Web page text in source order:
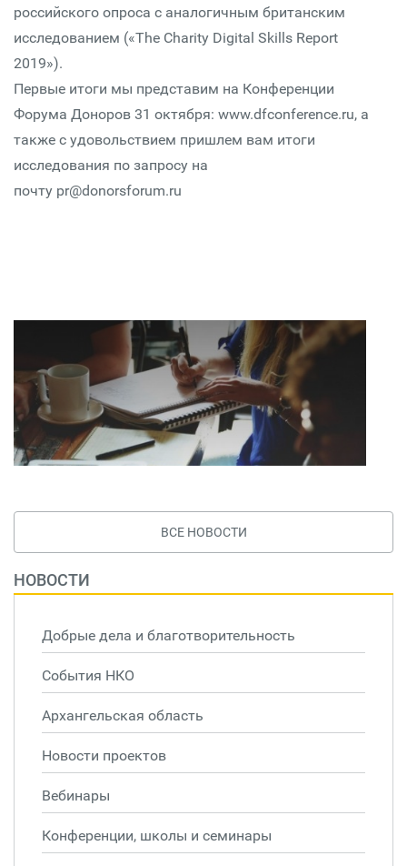
российского опроса с аналогичным британским
исследованием («The Charity Digital Skills Report
2019»).
Первые итоги мы представим на Конференции
Форума Доноров 31 октября: www.dfconference.ru, а
также с удовольствием пришлем вам итоги
исследования по запросу на
почту pr@donorsforum.ru
ВСЕ НОВОСТИ
НОВОСТИ
Добрые дела и благотворительность
События НКО
Архангельская область
Новости проектов
Вебинары
Конференции, школы и семинары